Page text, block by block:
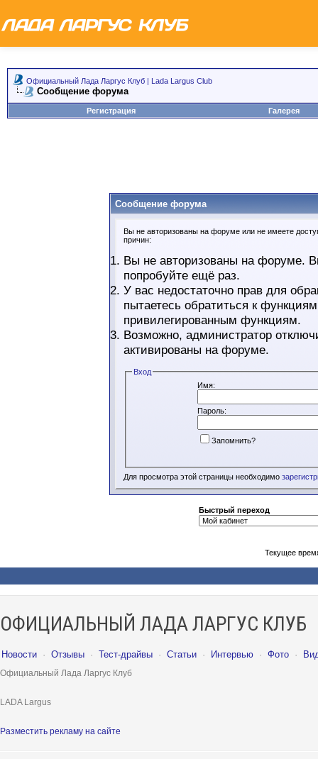
Официальный Лада Ларгус Клуб | Lada Largus Club
Сообщение форума
Регистрация Галерея
Сообщение форума
Вы не авторизованы на форуме или не имеете
причин:
Вы не авторизованы на форуме.
попробуйте ещё раз.
У вас недостаточно прав для
пытаетесь обратиться к
привилегированным функциям.
Возможно, администратор
активированы на форуме.
Вход
Имя:
Пароль:
Запомнить?
Для просмотра этой страницы необходимо
Быстрый переход
Текущее
ОФИЦИАЛЬНЫЙ ЛАДА ЛАРГУС КЛУБ
Новости · Отзывы · Тест-драйвы · Статьи · Интервью · Фото ·
Официальный Лада Ларгус Клуб
LADA Largus
Разместить рекламу на сайте